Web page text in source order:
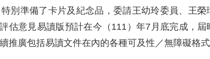
別準備了卡片及紀念品，委請王幼玲委員、王
估意見易讀版預計在今（111）年7月底完成，
推廣包括易讀文件在內的各種可及性／無障礙格式